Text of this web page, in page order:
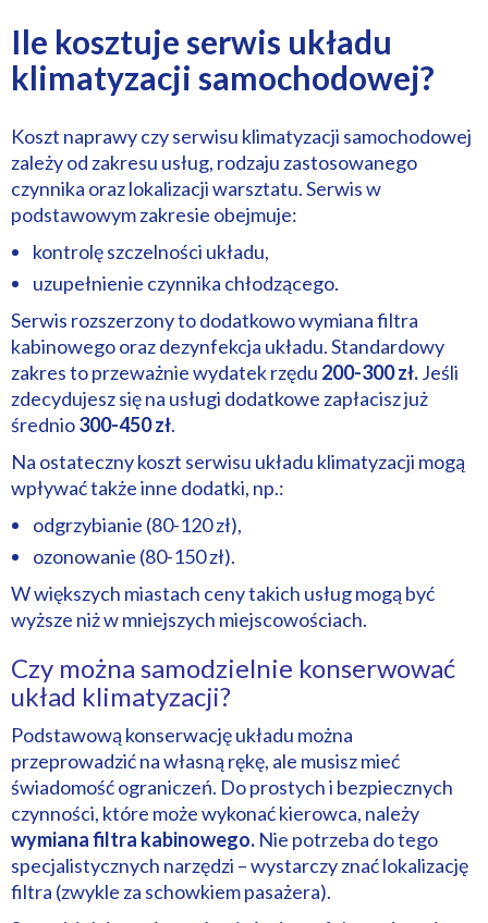
Ile kosztuje serwis układu
klimatyzacji samochodowej?
Koszt naprawy czy serwisu klimatyzacji samochodowej
zależy od zakresu usług, rodzaju zastosowanego
czynnika oraz lokalizacji warsztatu. Serwis w
podstawowym zakresie obejmuje:
kontrolę szczelności układu,
uzupełnienie czynnika chłodzącego.
Serwis rozszerzony to dodatkowo wymiana filtra
kabinowego oraz dezynfekcja układu. Standardowy
zakres to przeważnie wydatek rzędu 200-300 zł.Jeśli
zdecydujesz się na usługi dodatkowe zapłacisz już
średnio300-450 zł.
Na ostateczny koszt serwisu układu klimatyzacji mogą
wpływać także inne dodatki, np.:
odgrzybianie (80-120 zł),
ozonowanie (80-150 zł).
W większych miastach ceny takich usług mogą być
wyższe niż w mniejszych miejscowościach.
Czy można samodzielnie konserwować
układ klimatyzacji?
Podstawową konserwację układu można
przeprowadzić na własną rękę, ale musisz mieć
świadomość ograniczeń. Do prostych i bezpiecznych
czynności, które może wykonać kierowca, należy
wymiana filtra kabinowego. Nie potrzeba do tego
specjalistycznych narzędzi – wystarczy znać lokalizację
filtra (zwykle za schowkiem pasażera).